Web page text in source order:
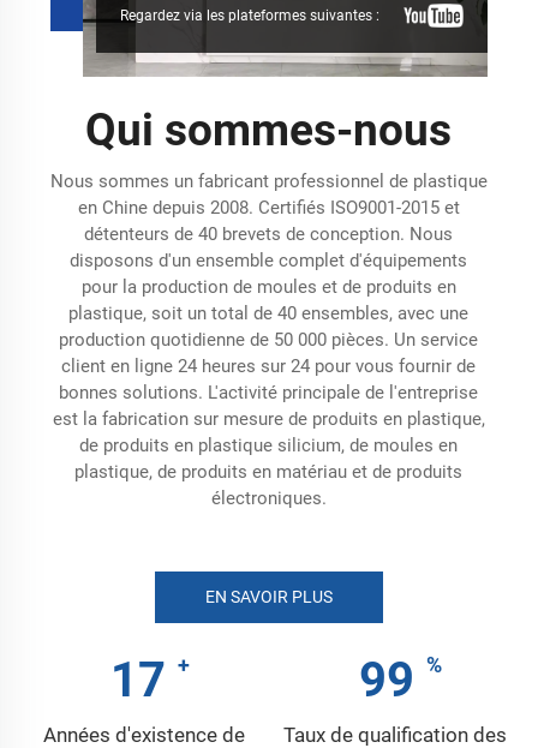
Regardez via les plateformes suivantes :
Qui sommes-nous
Nous sommes un fabricant professionnel de plastique
en Chine depuis 2008. Certifiés ISO9001-2015 et
détenteurs de 40 brevets de conception. Nous
disposons d'un ensemble complet d'équipements
pour la production de moules et de produits en
plastique, soit un total de 40 ensembles, avec une
production quotidienne de 50 000 pièces. Un service
client en ligne 24 heures sur 24 pour vous fournir de
bonnes solutions. L'activité principale de l'entreprise
est la fabrication sur mesure de produits en plastique,
de produits en plastique silicium, de moules en
plastique, de produits en matériau et de produits
électroniques.
EN SAVOIR PLUS
17
Années d'existence de
99
Taux de qualification des